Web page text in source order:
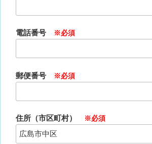
電話番号 ※必須
郵便番号 ※必須
住所（市区町村） ※必須